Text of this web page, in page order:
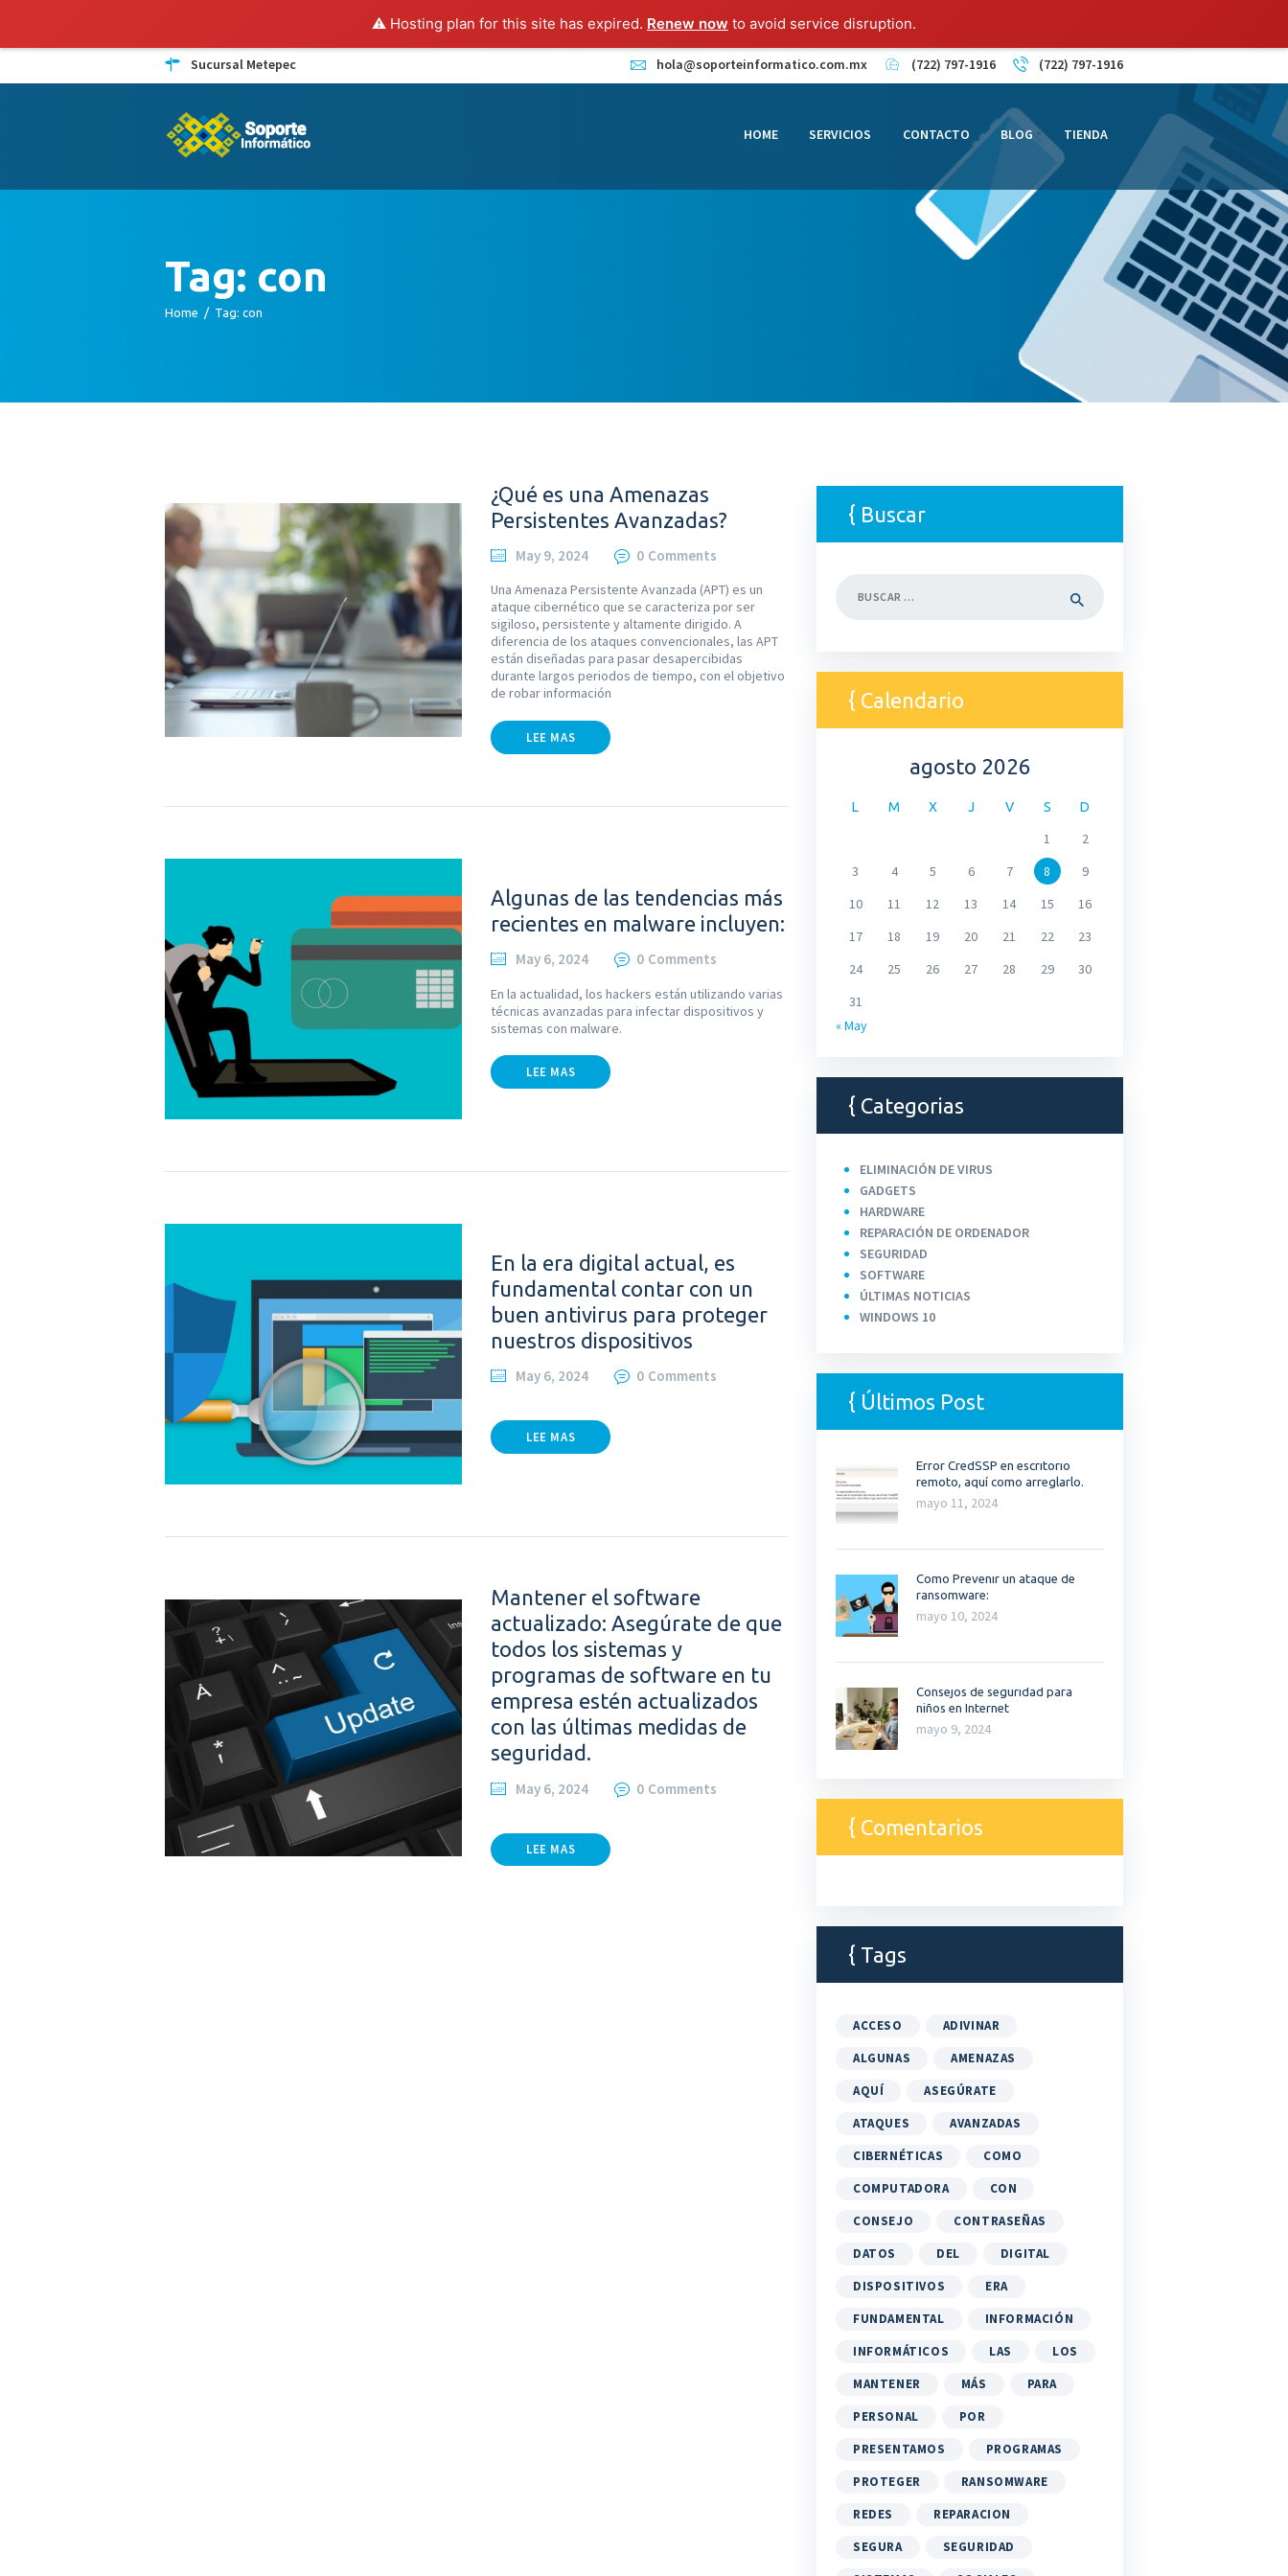
⚠️ Hosting plan for this site has expired. Renew now to avoid service disruption.
Sucursal Metepec hola@soporteinformatico.com.mx (722) 797-1916 (722) 797-1916
HOME SERVICIOS CONTACTO BLOG TIENDA
Tag: con
Home Tag: con
HOME
¿Qué es una Amenazas
Persistentes Avanzadas?
May 9, 2024 0 Comments
Una Amenaza Persistente Avanzada (APT) es un
ataque cibernético que se caracteriza por ser
sigiloso, persistente y altamente dirigido. A
diferencia de los ataques convencionales, las APT
están diseñadas para pasar desapercibidas
durante largos periodos de tiempo, con el objetivo
de robar información
LEE MAS
Algunas de las tendencias más
recientes en malware incluyen:
May 6, 2024 0 Comments
En la actualidad, los hackers están utilizando varias
técnicas avanzadas para infectar dispositivos y
sistemas con malware.
LEE MAS
En la era digital actual, es
fundamental contar con un
buen antivirus para proteger
nuestros dispositivos
May 6, 2024 0 Comments
LEE MAS
Mantener el software
actualizado: Asegúrate de que
todos los sistemas y
programas de software en tu
empresa estén actualizados
con las últimas medidas de
seguridad.
May 6, 2024 0 Comments
LEE MAS
Buscar
Calendario
agosto 2026
L M X J V S D
1
2
3
4 5 6 7 8
9
10
11 12 13 14 15
16
17
18 19 20 21 22
23
24
25 26 27 28 29
30
31
« May
Categorias
ELIMINACIÓN DE VIRUS
GADGETS
HARDWARE
REPARACIÓN DE ORDENADOR
SEGURIDAD
SOFTWARE
ÚLTIMAS NOTICIAS
WINDOWS 10
Últimos Post
Error CredSSP en escritorio
remoto, aquí como arreglarlo.
mayo 11, 2024
Como Prevenir un ataque de
ransomware:
mayo 10, 2024
Consejos de seguridad para
niños en Internet
mayo 9, 2024
Comentarios
Tags
ACCESO
ADIVINAR
ALGUNAS
AMENAZAS
AQUÍ
ASEGÚRATE
ATAQUES
AVANZADAS
CIBERNÉTICAS
COMO
COMPUTADORA
CON
CONSEJO
CONTRASEÑAS
DATOS
DEL
DIGITAL
DISPOSITIVOS
ERA
FUNDAMENTAL
INFORMACIÓN
INFORMÁTICOS
LAS
LOS
MANTENER
MÁS
PARA
PERSONAL
POR
PRESENTAMOS
PROGRAMAS
PROTEGER
RANSOMWARE
REDES
REPARACION
SEGURA
SEGURIDAD